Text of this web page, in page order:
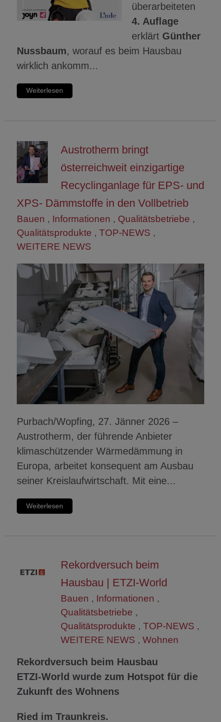
überarbeiteten
4. Auflage
erklärt Günther
Nussbaum, worauf es beim Hausbau
wirklich ankomm...
Weiterlesen
Austrotherm bringt
österreichweit einzigartige
Recyclinganlage für EPS- und
XPS- Dämmstoffe in den Vollbetrieb
Bauen , Informationen , Qualitätsbetriebe ,
Qualitätsprodukte , TOP-NEWS ,
WEITERE NEWS
Purbach/Wopfing, 27. Jänner 2026 –
Austrotherm, der führende Anbieter
klimaschützender Wärmedämmung in
Europa, arbeitet konsequent am Ausbau
seiner Kreislaufwirtschaft. Mit eine...
Weiterlesen
Rekordversuch beim
Hausbau | ETZI-World
Bauen , Informationen ,
Qualitätsbetriebe ,
Qualitätsprodukte , TOP-NEWS ,
WEITERE NEWS , Wohnen
Rekordversuch beim Hausbau
ETZI-World wurde zum Hotspot für die
Zukunft des Wohnens
Ried im Traunkreis.